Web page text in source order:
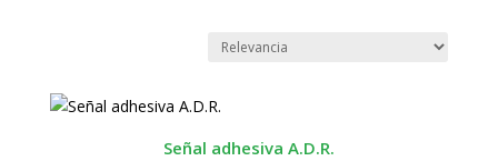
Señal adhesiva A.D.R.